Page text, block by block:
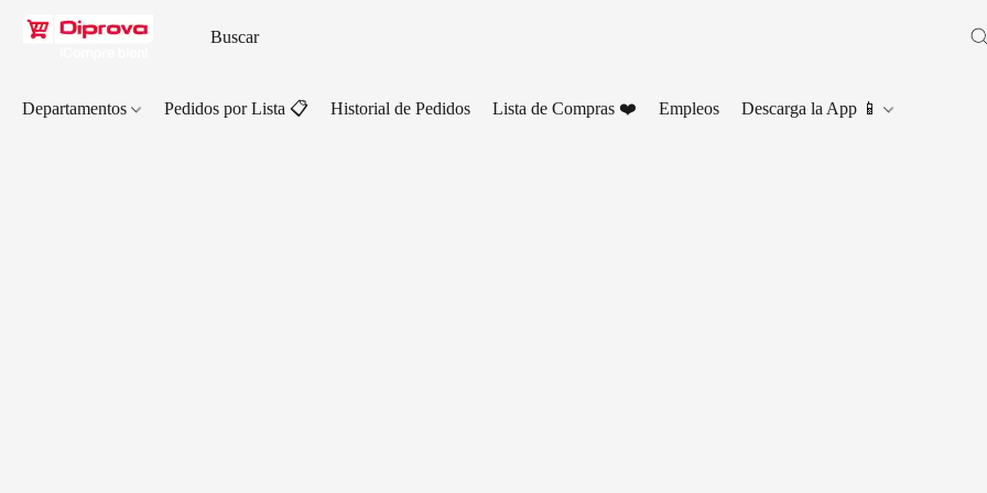
Departamentos Pedidos por Lista 📋 Historial de Pedidos Lista de Compras ❤️ Empleos Descarga la App 📱